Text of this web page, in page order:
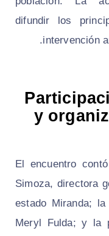
difundir los
intervención
y
El encuentro
Simoza, directora
estado Miranda;
Meryl Fulda; y la